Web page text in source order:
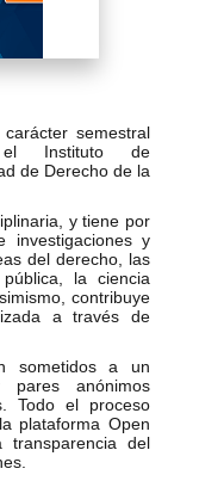
semestral
el Instituto de
de Derecho de la
y tiene por
investigaciones y
del derecho, las
la ciencia
contribuye
a través de
sometidos a un
anónimos
Todo el proceso
plataforma Open
del